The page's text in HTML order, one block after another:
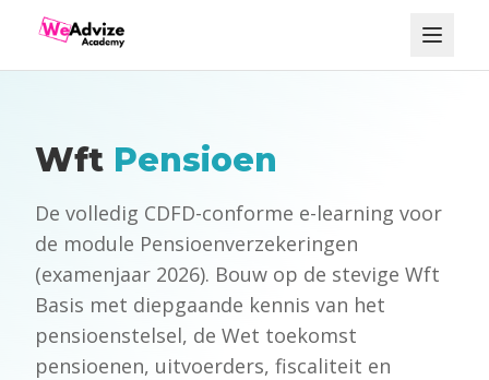
Wft Pensioen
De volledig CDFD-conforme e-learning voor
de module Pensioenverzekeringen
(examenjaar 2026). Bouw op de stevige Wft
Basis met diepgaande kennis van het
pensioenstelsel, de Wet toekomst
pensioenen, uitvoerders, fiscaliteit en